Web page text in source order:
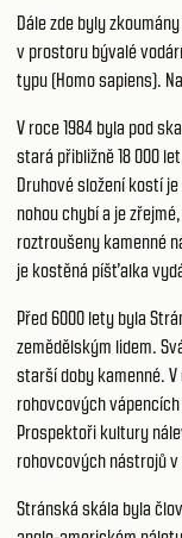
Dále zde byly
v prostoru bývalé
typu (Homo sapiens).
V roce 1984 byla pod
stará přibližně 18 000
Druhové složení kostí
nohou chybí a je
roztroušeny kamenné
je kostěná píšťalka
Před 6000 lety byla
zemědělským lidem.
starší doby kamenné.
rohovcových
Prospektoři kultury
rohovcových nástrojů
Stránská skála byla